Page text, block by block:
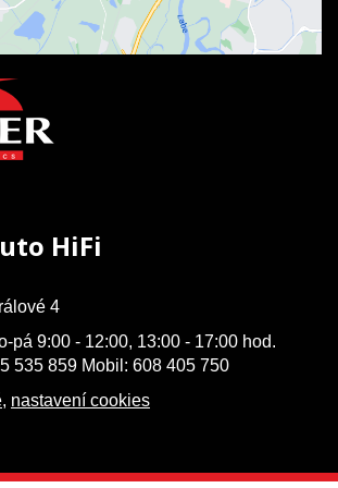
HiFi
4
pá 9:00 - 12:00, 13:00 - 17:00 hod.
535 859 Mobil: 608 405 750
, nastavení cookies